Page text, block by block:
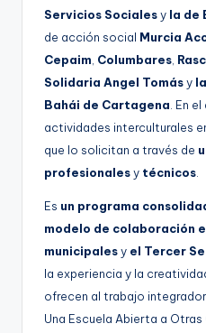
Servicios Socialesy la de
de acción social Murcia
Cepaim Columbares
Solidaria Angel Tomásy
Bahái de Cartagena . En
actividades interculturales
que lo solicitan a través de
profesionalesy técnicos
Es un programa
modelo de colaboración
municipalesy el Tercer
la experiencia y la
ofrecen al trabajo
Una Escuela Abierta a Otras